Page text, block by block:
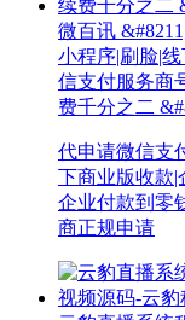
微百讯
小程序|刷脸|
信支付服务商
费千分之二
代申请微信支
下商业版收款|
企业付款到零
商正规申请